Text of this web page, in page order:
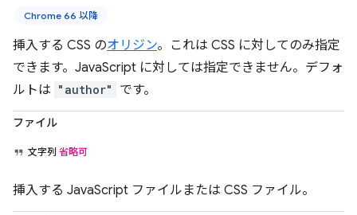
Chrome 66 以降
挿入する CSS のオリジン。これは CSS に対してのみ指定
できます。JavaScript に対しては指定できません。デフォ
ルトは "author" です。
ファイル
文字列 省略可
挿入する JavaScript ファイルまたは CSS ファイル。